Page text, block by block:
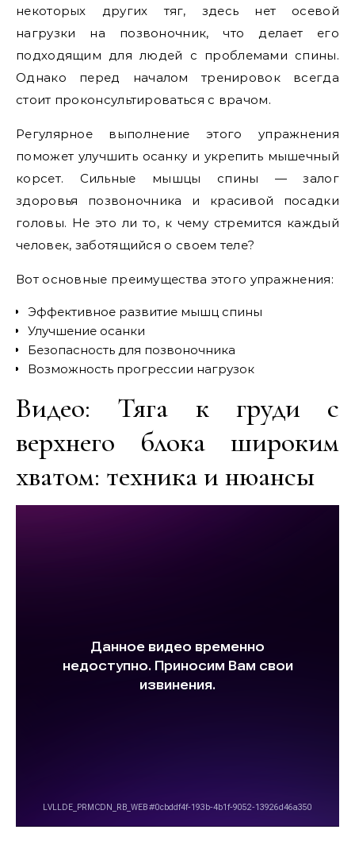
некоторых других тяг, здесь нет осевой
нагрузки на позвоночник, что делает его
подходящим для людей с проблемами спины.
Однако перед началом тренировок всегда
стоит проконсультироваться с врачом.
Регулярное выполнение этого упражнения
поможет улучшить осанку и укрепить мышечный
корсет. Сильные мышцы спины — залог
здоровья позвоночника и красивой посадки
головы. Не это ли то, к чему стремится каждый
человек, заботящийся о своем теле?
Вот основные преимущества этого упражнения:
Эффективное развитие мышц спины
Улучшение осанки
Безопасность для позвоночника
Возможность прогрессии нагрузок
Видео: Тяга к груди с
верхнего блока широким
хватом: техника и нюансы